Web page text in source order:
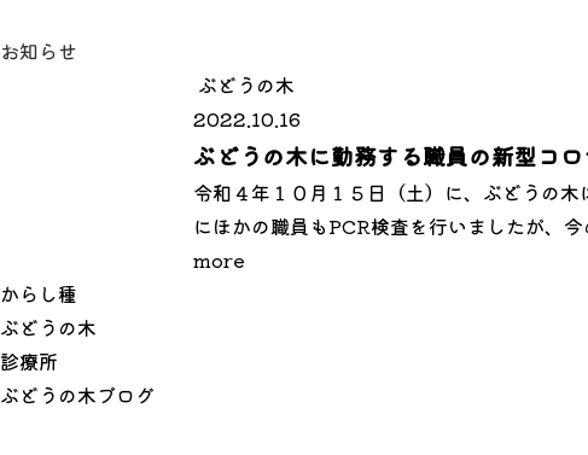
お知らせ
ぶどうの木
2022.10.16
ぶどうの木に勤務する職員の新型コ
令和４年１０月１５日（土）に、ぶどうの
にほかの職員もPCR検査を行いましたが、
more
から し種
ぶど う の木
診療所
ぶど う の木ブロ グ